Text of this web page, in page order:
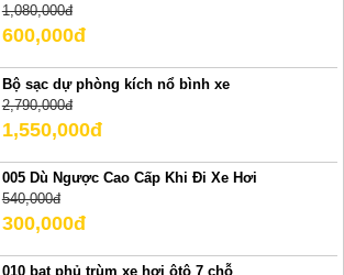
1,080,000đ
600,000đ
Bộ sạc dự phòng kích nổ bình xe
2,790,000đ
1,550,000đ
005 Dù Ngược Cao Cấp Khi Đi Xe Hơi
540,000đ
300,000đ
010 bạt phủ trùm xe hơi ôtô 7 chỗ